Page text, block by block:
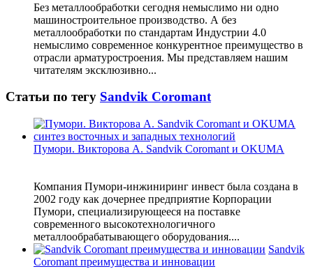
Без металлообработки сегодня немыслимо ни одно
машиностроительное производство. А без
металлообработки по стандартам Индустрии 4.0
немыслимо современное конкурентное преимущество в
отрасли арматуростроения. Мы представляем нашим
читателям эксклюзивно...
Статьи по тегу Sandvik Coromant
Пумори. Викторова А. Sandvik Coromant и OKUMA
Компания Пумори-инжиниринг инвест была создана в
2002 году как дочернее предприятие Корпорации
Пумори, специализирующееся на поставке
современного высокотехнологичного
металлообрабатывающего оборудования....
Sandvik
Coromant преимущества и инновации